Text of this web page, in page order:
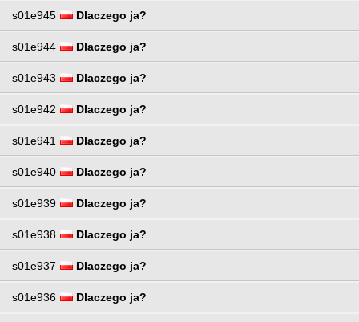
s01e945 Dlaczego ja?
s01e944 Dlaczego ja?
s01e943 Dlaczego ja?
s01e942 Dlaczego ja?
s01e941 Dlaczego ja?
s01e940 Dlaczego ja?
s01e939 Dlaczego ja?
s01e938 Dlaczego ja?
s01e937 Dlaczego ja?
s01e936 Dlaczego ja?